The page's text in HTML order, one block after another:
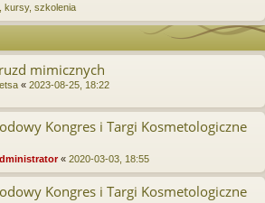
kursy, szkolenia
mimicznych
« 2023-08-25, 18:22
Kongres i Targi Kosmetologiczne
« 2020-03-03, 18:55
Kongres i Targi Kosmetologiczne